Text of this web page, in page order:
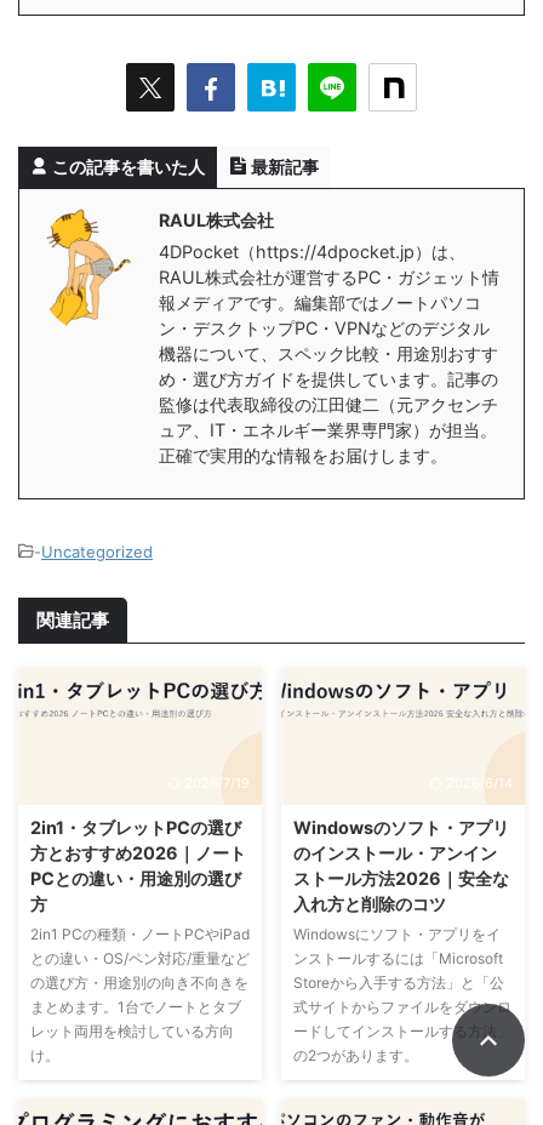
この記事を書いた人 最新記事
RAUL株式会社
4DPocket（https://4dpocket.jp）は、
RAUL株式会社が運営するPC・ガジェット情
報メディアです。編集部ではノートパソコ
ン・デスクトップPC・VPNなどのデジタル
機器について、スペック比較・用途別おすす
め・選び方ガイドを提供しています。記事の
監修は代表取締役の江田健二（元アクセンチ
ュア、IT・エネルギー業界専門家）が担当。
正確で実用的な情報をお届けします。
-Uncategorized
関連記事
2026/7/19
2in1・タブレットPCの選び
方とおすすめ2026｜ノート
PCとの違い・用途別の選び
方
2in1 PCの種類・ノートPCやiPad
との違い・OS/ペン対応/重量など
の選び方・用途別の向き不向きを
まとめます。1台でノートとタブ
レット両用を検討している方向
け。
2026/6/14
Windowsのソフト・アプリ
のインストール・アンイン
ストール方法2026｜安全な
入れ方と削除のコツ
Windowsにソフト・アプリをイ
ンストールするには「Microsoft
Storeから入手する方法」と「公
式サイトからファイルをダウンロ
ードしてインストールする方法」
の2つがあります。